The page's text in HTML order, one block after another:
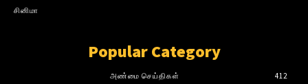
சினிமா
Popular Category
அண்மை செய்திகள் 412